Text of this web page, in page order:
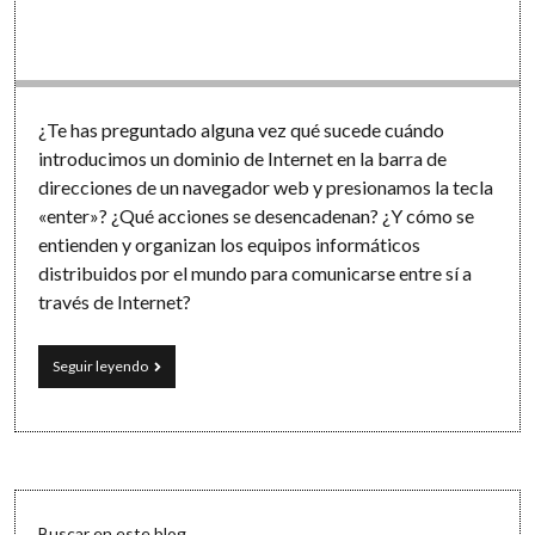
¿Te has preguntado alguna vez qué sucede cuándo
introducimos un dominio de Internet en la barra de
direcciones de un navegador web y presionamos la tecla
«enter»? ¿Qué acciones se desencadenan? ¿Y cómo se
entienden y organizan los equipos informáticos
distribuidos por el mundo para comunicarse entre sí a
través de Internet?
Seguir leyendo¿Cómo
funciona
y
conectamos
Sidebar